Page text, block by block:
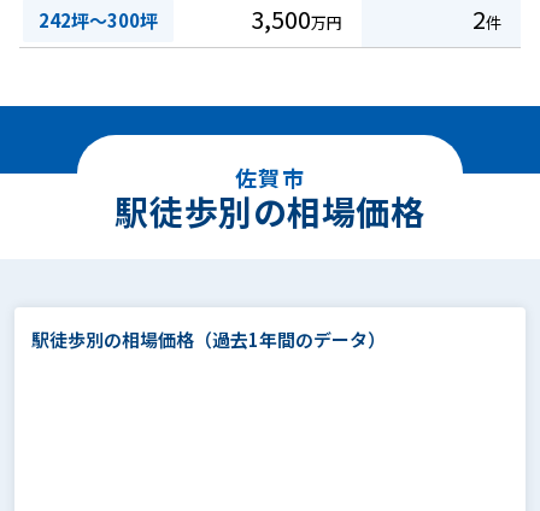
242坪～300坪 3,500万円 2件
佐賀市
駅徒歩別の相場価格
駅徒歩別の相場価格 （過去1年間のデータ）